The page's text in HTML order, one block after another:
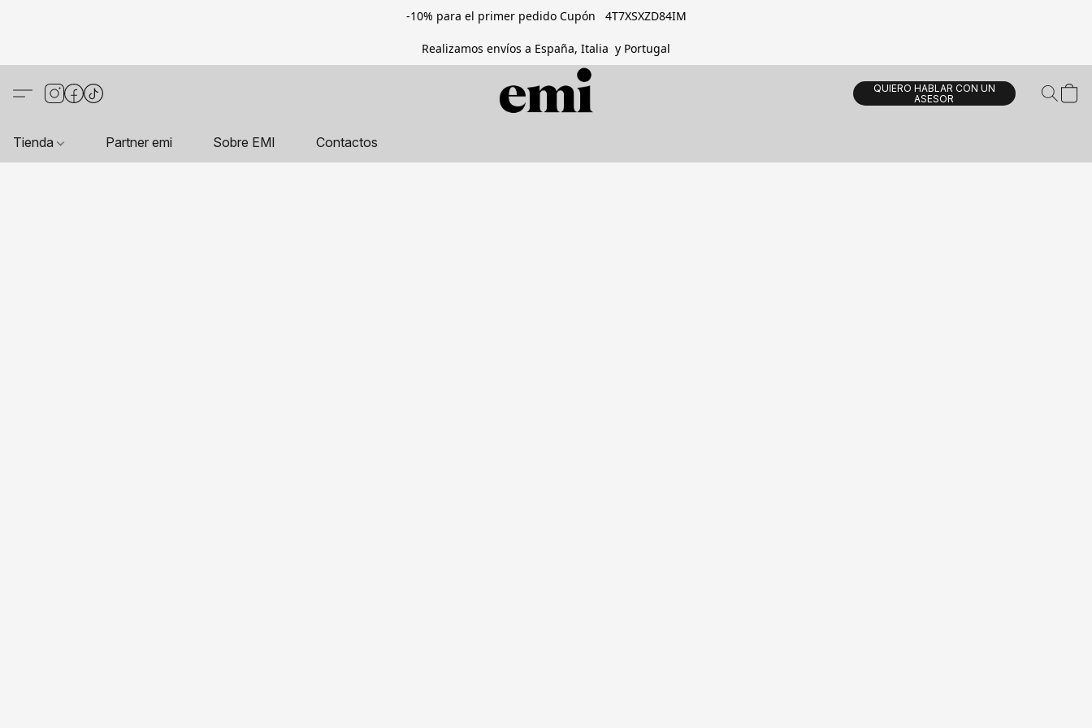
-10% para el primer pedido Cupón 4T7XSXZD84IM
Realizamos envíos a España, Italia y Portugal
QUIERO HABLAR CON UN
ASESOR
Tienda Partner emi Sobre EMI Contactos